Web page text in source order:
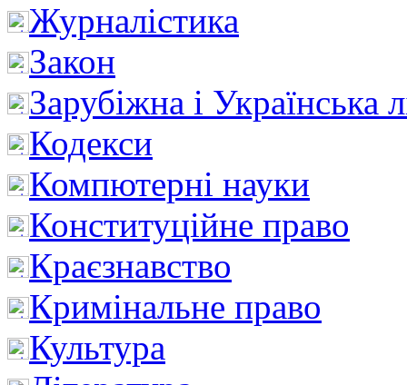
Журналістика
Закон
Зарубіжна і Українська
Кодекси
Компютерні науки
Конституційне право
Краєзнавство
Кримінальне право
Культура